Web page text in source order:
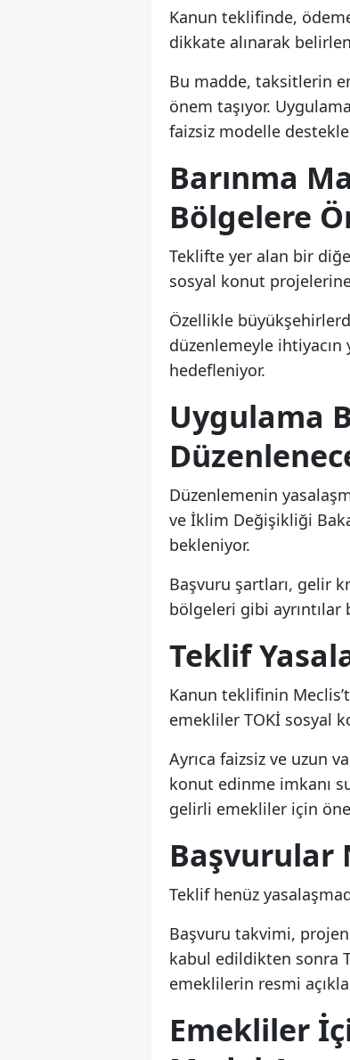
Kanun teklifinde,
dikkate alınarak
Bu madde, taksitlerin
önem taşıyor.
faizsiz modelle
Barınma
Bölgelere
Teklifte yer alan bir
sosyal konut
Özellikle
düzenlemeyle
hedefleniyor.
Uygulama
Düzenlemenin
ve İklim Değişikliği
bekleniyor.
Başvuru şartları, gelir
bölgeleri gibi
Teklif
Kanun teklifinin
emekliler TOKİ sosyal
Ayrıca faizsiz ve uzun
konut edinme imkanı
gelirli emekliler için
Başvurular
Teklif henüz
Başvuru takvimi,
kabul edildikten sonra
emeklilerin resmi
Emekliler